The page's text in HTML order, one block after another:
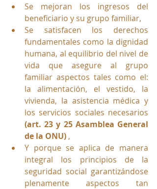
Se mejoran los ingresos del
beneficiario y su grupo familiar,
Se satisfacen los derechos
fundamentales como la dignidad
humana, al equilibrio del nivel de
vida que asegure al grupo
familiar aspectos tales como el:
la alimentación, el vestido, la
vivienda, la asistencia médica y
los servicios sociales necesarios
(art. 23 y 25 Asamblea General
de la ONU) ,
Y porque se aplica de manera
integral los principios de la
seguridad social garantizándose
plenamente aspectos tan